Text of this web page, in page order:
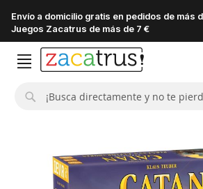
Envío a domicilio gratis en pedidos de más
Juegos Zacatrus de más de 7 €